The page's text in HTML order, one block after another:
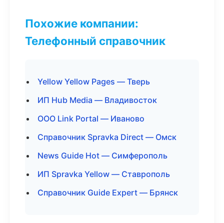
Похожие компании:
Телефонный справочник
Yellow Yellow Pages — Тверь
ИП Hub Media — Владивосток
ООО Link Portal — Иваново
Справочник Spravka Direct — Омск
News Guide Hot — Симферополь
ИП Spravka Yellow — Ставрополь
Справочник Guide Expert — Брянск